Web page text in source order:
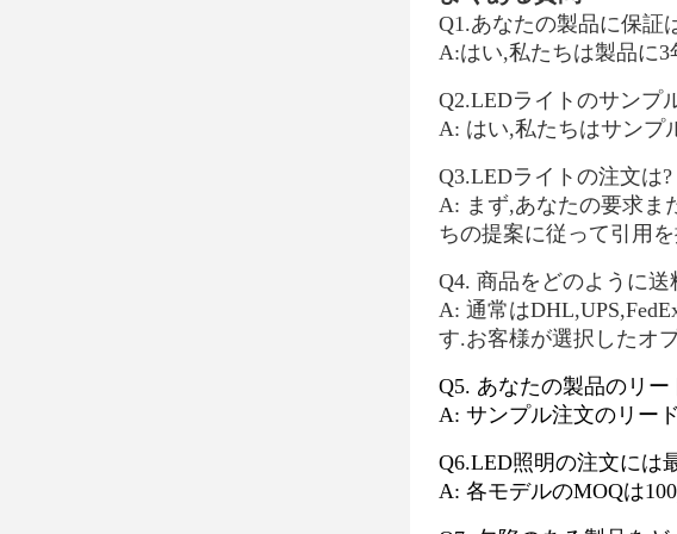
Q1.あなたの製品に保証
A:はい,私たちは製品に
Q2.LEDライトのサンプ
A: はい,私たちはサンプ
Q3.LEDライトの注文は?
A: まず,あなたの要求ま
ちの提案に従って引用
Q4. 商品をどのように
A: 通常は
す.お客様が選択したオ
Q5. あなたの製品のリ
A: サンプル注文のリー
Q6.LED照明の注文には
A: 各モデルのMOQは